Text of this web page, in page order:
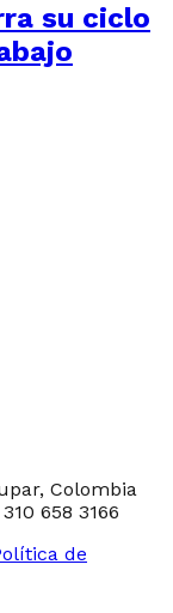
su ciclo
Colombia
658 3166
de